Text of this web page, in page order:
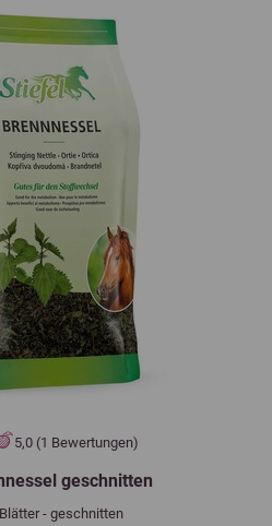
5,0 (1 Bewertungen)
geschnitten
- geschnitten